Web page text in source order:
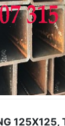
125X125,